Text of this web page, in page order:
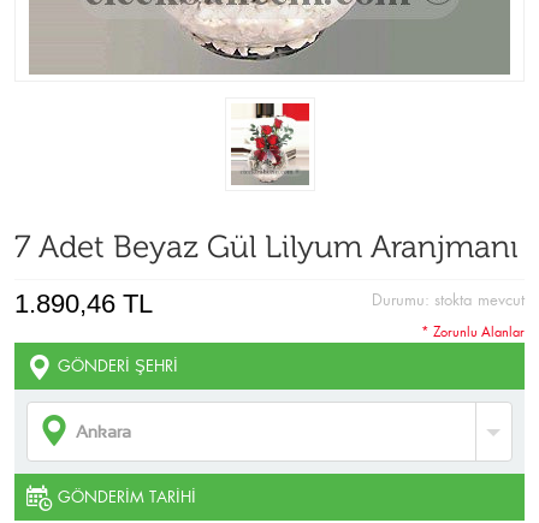
7 Adet Beyaz Gül Lilyum Aranjmanı
Durumu: stokta mevcut
1.890,46 TL
GÖNDERI ŞEHRI
GÖNDERIM TARIHI
* Zorunlu Alanlar